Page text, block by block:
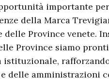
importante per
della Marca
Province venete.
Province siamo
delle amministrazioni